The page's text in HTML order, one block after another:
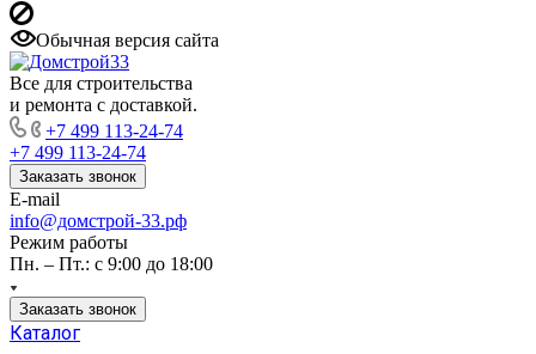
Обычная версия сайта
Все для строительства
и ремонта с доставкой.
+7 499 113-24-74
+7 499 113-24-74
Заказать звонок
E-mail
info@домстрой-33.рф
Режим работы
Пн. – Пт.: с 9:00 до 18:00
Заказать звонок
Каталог